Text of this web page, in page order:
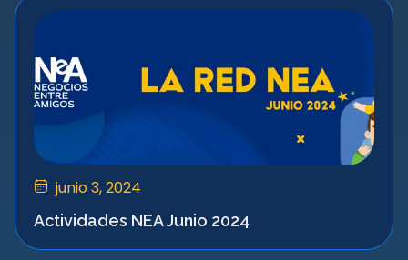
junio 3, 2024
Actividades NEA Junio 2024